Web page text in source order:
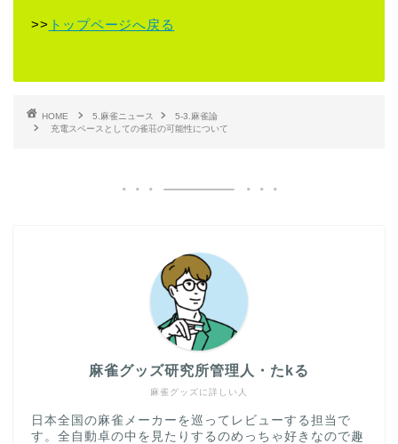
>> トップページへ戻る
HOME 5.麻雀ニュース
5-3.麻雀論
充電スペースとしての雀荘の可能性について
麻雀グッズに詳しい人
麻雀グッズ研究所管理人・たkる
日本全国の麻雀メーカーを巡ってレビューする担当で
す。全自動卓の中を見たりするのめっちゃ好きなので趣